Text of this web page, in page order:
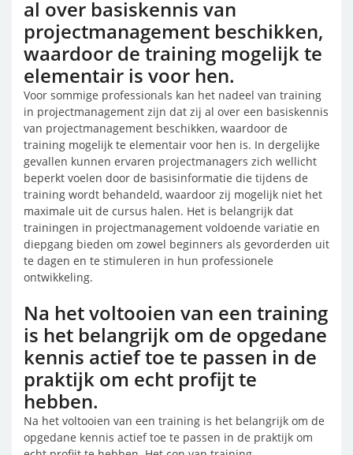
al over basiskennis van
projectmanagement beschikken,
waardoor de training mogelijk te
elementair is voor hen.
Voor sommige professionals kan het nadeel van training
in projectmanagement zijn dat zij al over een basiskennis
van projectmanagement beschikken, waardoor de
training mogelijk te elementair voor hen is. In dergelijke
gevallen kunnen ervaren projectmanagers zich wellicht
beperkt voelen door de basisinformatie die tijdens de
training wordt behandeld, waardoor zij mogelijk niet het
maximale uit de cursus halen. Het is belangrijk dat
trainingen in projectmanagement voldoende variatie en
diepgang bieden om zowel beginners als gevorderden uit
te dagen en te stimuleren in hun professionele
ontwikkeling.
Na het voltooien van een training
is het belangrijk om de opgedane
kennis actief toe te passen in de
praktijk om echt profijt te
hebben.
Na het voltooien van een training is het belangrijk om de
opgedane kennis actief toe te passen in de praktijk om